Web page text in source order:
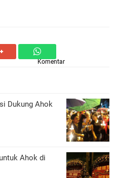
Komentar
Dukung Ahok
Ahok di